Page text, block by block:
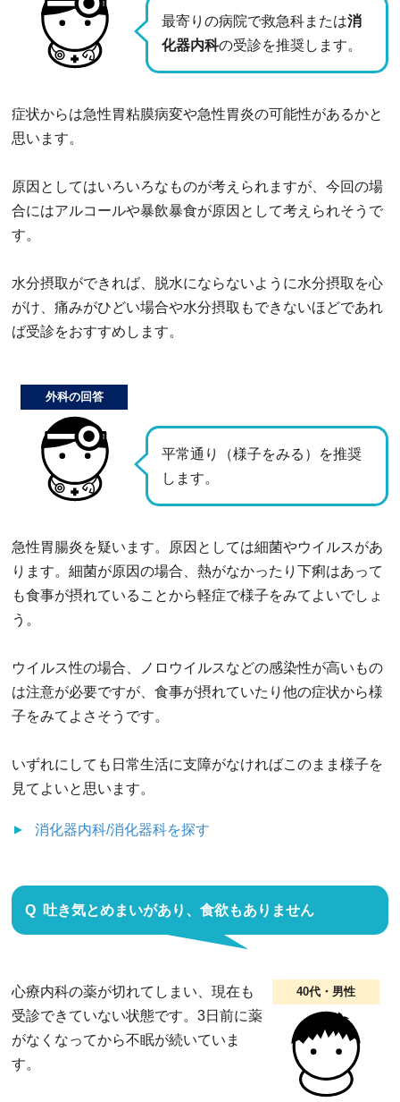
最寄りの病院で救急科または消
化器内科の受診を推奨します。
症状からは急性胃粘膜病変や急性胃炎の可能性があるかと
思います。
原因としてはいろいろなものが考えられますが、今回の場
合にはアルコールや暴飲暴食が原因として考えられそうで
す。
水分摂取ができれば、脱水にならないように水分摂取を心
がけ、痛みがひどい場合や水分摂取もできないほどであれ
ば受診をおすすめします。
平常通り（様子をみる）を推奨
します。
外科の回答
急性胃腸炎を疑います。原因としては細菌やウイルスがあ
ります。細菌が原因の場合、熱がなかったり下痢はあって
も食事が摂れていることから軽症で様子をみてよいでしょ
う。
ウイルス性の場合、ノロウイルスなどの感染性が高いもの
は注意が必要ですが、食事が摂れていたり他の症状から様
子をみてよさそうです。
いずれにしても日常生活に支障がなければこのまま様子を
見てよいと思います。
消化器内科/消化器科を探す
吐き気とめまいがあり、食欲もありません
40代・男性
心療内科の薬が切れてしまい、現在も
受診できていない状態です。3日前に薬
がなくなってから不眠が続いていま
す。